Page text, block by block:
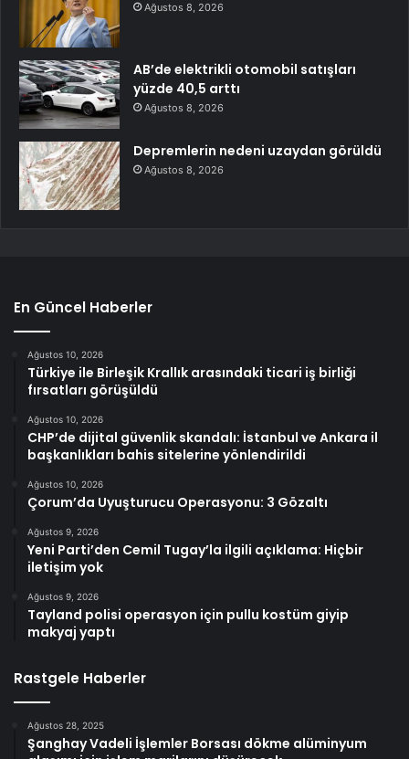
Ağustos 8, 2026
AB’de elektrikli otomobil satışları
yüzde 40,5 arttı
Ağustos 8, 2026
Depremlerin nedeni uzaydan görüldü
Ağustos 8, 2026
En Güncel Haberler
Ağustos 10, 2026
Türkiye ile Birleşik Krallık arasındaki ticari iş birliği
fırsatları görüşüldü
Ağustos 10, 2026
CHP’de dijital güvenlik skandalı: İstanbul ve Ankara il
başkanlıkları bahis sitelerine yönlendirildi
Ağustos 10, 2026
Çorum’da Uyuşturucu Operasyonu: 3 Gözaltı
Ağustos 9, 2026
Yeni Parti’den Cemil Tugay’la ilgili açıklama: Hiçbir
iletişim yok
Ağustos 9, 2026
Tayland polisi operasyon için pullu kostüm giyip
makyaj yaptı
Rastgele Haberler
Ağustos 28, 2025
Şanghay Vadeli İşlemler Borsası dökme alüminyum